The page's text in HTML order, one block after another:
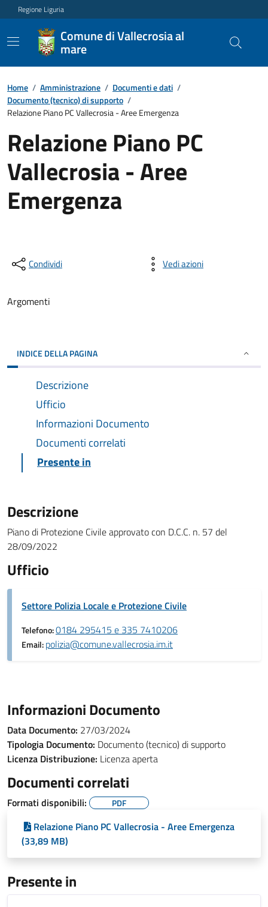
Regione Liguria
Comune di Vallecrosia al
mare
Home / Amministrazione / Documenti e dati /
Documento (tecnico) di supporto /
Relazione Piano PC Vallecrosia - Aree Emergenza
Relazione Piano PC
Vallecrosia - Aree
Emergenza
Condividi Vedi azioni
Argomenti
INDICE DELLA PAGINA
Descrizione
Ufficio
Informazioni Documento
Documenti correlati
Presente in
Descrizione
Piano di Protezione Civile approvato con D.C.C. n. 57 del
28/09/2022
Ufficio
Settore Polizia Locale e Protezione Civile
Telefono:0184 295415 e 335 7410206
Email:polizia@comune.vallecrosia.im.it
Informazioni Documento
Data Documento: 27/03/2024
Tipologia Documento: Documento (tecnico) di supporto
Licenza Distribuzione: Licenza aperta
Documenti correlati
Formati disponibili: PDF
Relazione Piano PC Vallecrosia - Aree Emergenza
(33,89 MB)
Presente in